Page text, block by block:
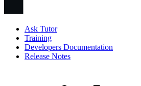
Ask Tutor
Training
Developers Documentation
Release Notes